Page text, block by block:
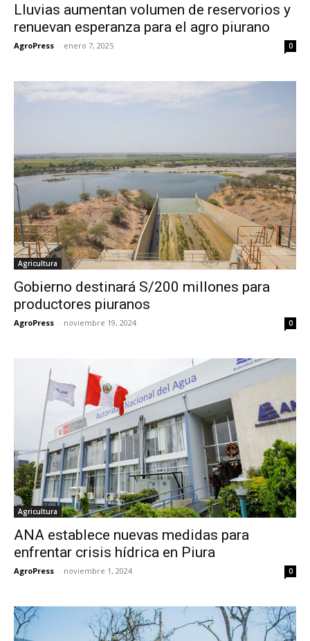
Lluvias aumentan volumen de reservorios y
renuevan esperanza para el agro piurano
AgroPress - enero 7, 2025 0
Agricultura
Gobierno destinará S/200 millones para
productores piuranos
AgroPress - noviembre 19, 2024 0
Agricultura
ANA establece nuevas medidas para
enfrentar crisis hídrica en Piura
AgroPress - noviembre 1, 2024 0